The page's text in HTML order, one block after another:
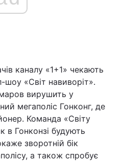
каналу «1+1» чекають
шоу «Світ навиворіт».
вирушить у
мегаполіс Гонконг, де
Команда «Світу
в Гонконзі будують
зворотній бік
а також спробує